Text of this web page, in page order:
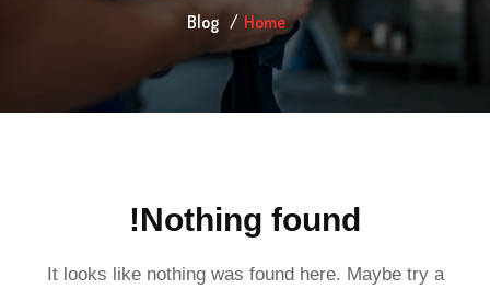
Home
Blog
Nothing found!
It looks like nothing was found here. Maybe try a